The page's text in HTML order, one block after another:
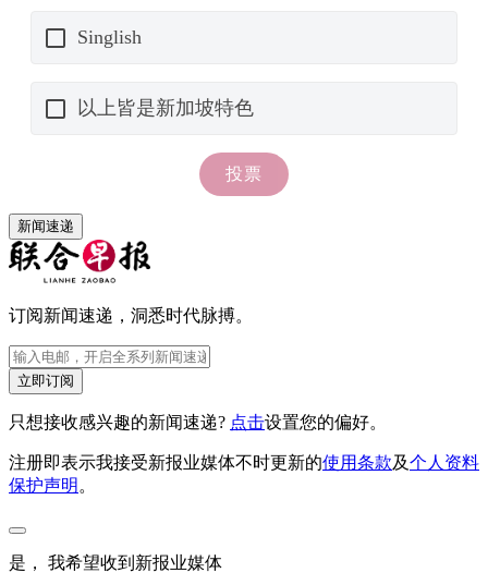
新闻速递
订阅新闻速递，洞悉时代脉搏。
立即订阅
只想接收感兴趣的新闻速递? 点击设置您的偏好。
注册即表示我接受新报业媒体不时更新的使用条款及个人资料
保护声明 。
是， 我希望收到新报业媒体